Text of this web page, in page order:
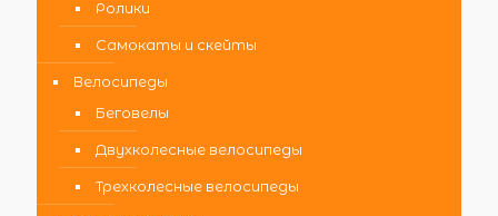
Ролики
Самокаты и скейты
Велосипеды
Беговелы
Двухколесные велосипеды
Трехколесные велосипеды